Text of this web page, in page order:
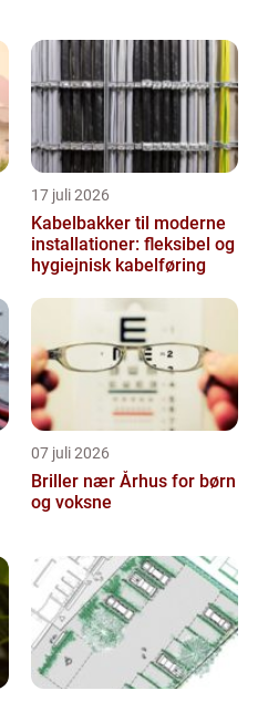
virksomheder og
17 juli 2026
Kabelbakker til moderne
installationer: fleksibel og
hygiejnisk kabelføring
07 juli 2026
Briller nær Århus for børn
og voksne